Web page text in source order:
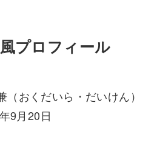
プロフィール
おくだいら・だいけん）
9月20日